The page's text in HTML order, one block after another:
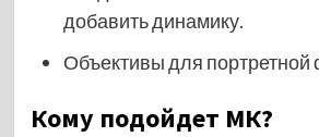
добавить динамику.
Объективы для
Кому подойдет МК?